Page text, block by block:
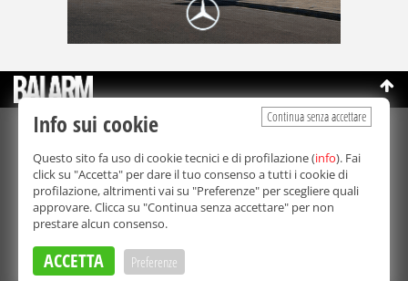
©Copyright 2003-2026
Bmedia Srl- P.IVA 07064240828
La riproduzione totale o parziale di tutti i contenuti, in qualunque
forma, su qualsiasi supporto è proibita.
Balarm.it è una testata giornalistica registrata. Autorizzazione del
Tribunale di Palermo n° 32 del 21/10/2003
Direttore responsabile:
Continua senza accettare
Info sui cookie
Questo sito fa uso di cookie tecnici e di profilazione (info). Fai
click su "Accetta" per dare il tuo consenso a tutti i cookie di
profilazione, altrimenti vai su "Preferenze" per scegliere quali
approvare. Clicca su "Continua senza accettare" per non
prestare alcun consenso.
ACCETTA Preferenze